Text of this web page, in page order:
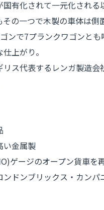
有化されて一元化される
の一つで木製の車体は側
ンで7プランクワゴンと
上がり。
リス代表するレンガ製造
金属製
ゲージのオープン貨車を
ドンブリックス・カンパ